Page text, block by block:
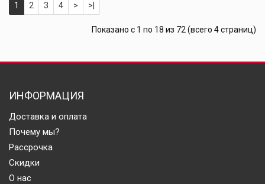
1 2 3 4 > >|
Показано с 1 по 18 из 72 (всего 4 страниц)
ИНФОРМАЦИЯ
Доставка и оплата
Почему мы?
Рассрочка
Скидки
О нас